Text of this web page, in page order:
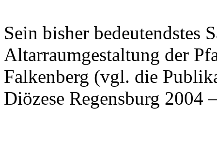
Sein bisher bedeutendstes
Altarraumgestaltung der
Falkenberg (vgl. die
Diözese Regensburg 2004